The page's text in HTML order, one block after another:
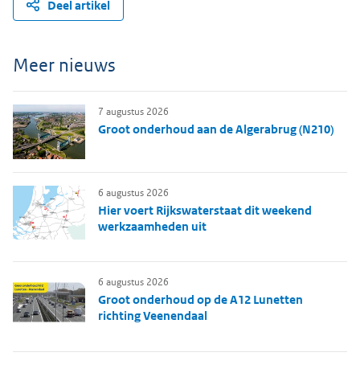
Deel artikel
Meer nieuws
Groot onderhoud aan de Algerabrug (N210)
7 augustus 2026
Hier voert Rijkswaterstaat dit weekend
werkzaamheden uit
6 augustus 2026
Groot onderhoud op de A12 Lunetten
richting Veenendaal
6 augustus 2026